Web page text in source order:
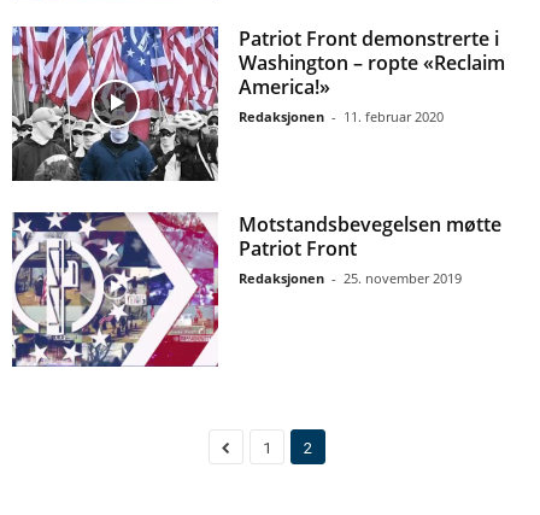
Patriot Front demonstrerte i
Washington – ropte «Reclaim
America!»
Redaksjonen - 11. februar 2020
Motstandsbevegelsen møtte
Patriot Front
Redaksjonen - 25. november 2019
1 2